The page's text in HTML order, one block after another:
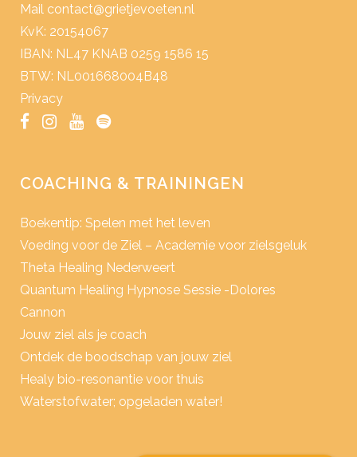
Mail contact@grietjevoeten.nl
KvK: 20154067
IBAN: NL47 KNAB 0259 1586 15
BTW: NL001668004B48
Privacy
COACHING & TRAININGEN
Boekentip: Spelen met het leven
Voeding voor de Ziel – Academie voor zielsgeluk
Theta Healing Nederweert
Quantum Healing Hypnose Sessie -Dolores
Cannon
Jouw ziel als je coach
Ontdek de boodschap van jouw ziel
Healy bio-resonantie voor thuis
Waterstofwater; opgeladen water!